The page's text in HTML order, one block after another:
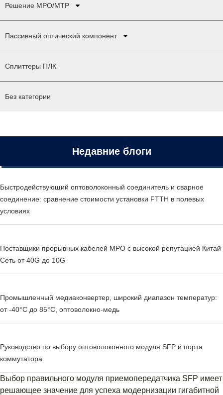
Решение MPO/MTP
Пассивный оптический компонент
Сплиттеры ПЛК
Без категории
Недавние блоги
Быстродействующий оптоволоконный соединитель и сварное
соединение: сравнение стоимости установки FTTH в полевых
условиях
Поставщики прорывных кабелей MPO с высокой репутацией Китай
Сеть от 40G до 10G
Промышленный медиаконвертер, широкий диапазон температур:
от -40°C до 85°C, оптоволокно-медь
Руководство по выбору оптоволоконного модуля SFP и порта
коммутатора
Выбор правильного модуля приемопередатчика SFP имеет
решающее значение для успеха модернизации гигабитной